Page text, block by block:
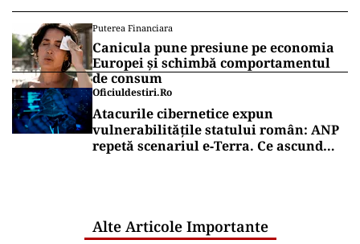
Puterea Financiara
Canicula pune presiune pe economia
Europei și schimbă comportamentul
de consum
Oficiuldestiri.ro
Atacurile cibernetice expun
vulnerabilitățile statului român: ANP
repetă scenariul e‑Terra. Ce ascund
Alte Articole Importante